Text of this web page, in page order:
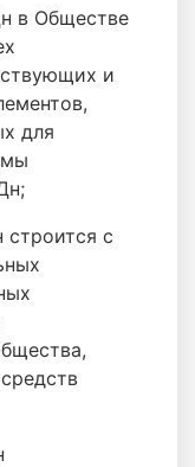
в Обществе
и
для
с